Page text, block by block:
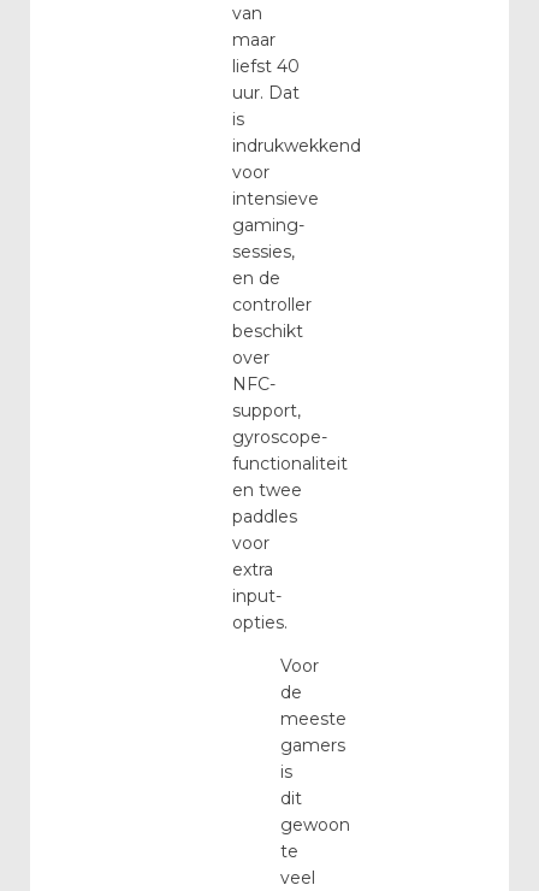
van
maar
liefst 40
uur. Dat
is
indrukwekkend
voor
intensieve
gaming-
sessies,
en de
controller
beschikt
over
NFC-
support,
gyroscope-
functionaliteit
en twee
paddles
voor
extra
input-
opties.
Voor
de
meeste
gamers
is
dit
gewoon
te
veel